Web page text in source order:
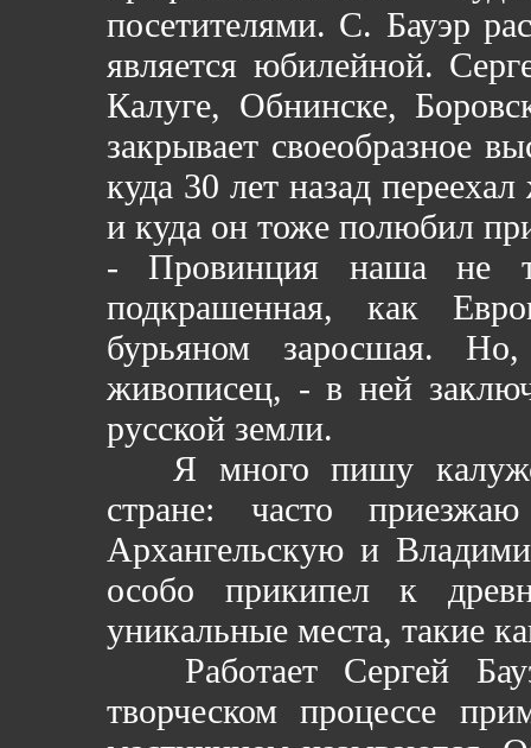
посетителями. С. Бауэр
является юбилейной.
Калуге, Обнинске,
закрывает своеобразное
куда 30 лет назад
и куда он тоже полюбил
- Провинция наша не
подкрашенная, как
бурьяном заросшая.
живописец, - в ней
русской земли.
Я много пишу
стране: часто
Архангельскую и
особо прикипел к
уникальные места, такие
Работает Сергей
творческом процессе